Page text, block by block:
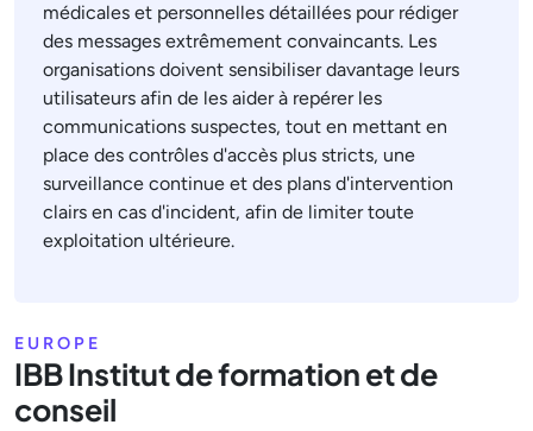
médicales et personnelles détaillées pour rédiger
des messages extrêmement convaincants. Les
organisations doivent sensibiliser davantage leurs
utilisateurs afin de les aider à repérer les
communications suspectes, tout en mettant en
place des contrôles d'accès plus stricts, une
surveillance continue et des plans d'intervention
clairs en cas d'incident, afin de limiter toute
exploitation ultérieure.
EUROPE
IBB Institut de formation et de
conseil